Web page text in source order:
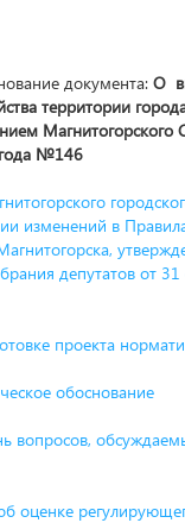
документа: О
территории
Магнитогорского
№146
изменений в
депутатов от
проекта
обоснование
вопросов,
оценке